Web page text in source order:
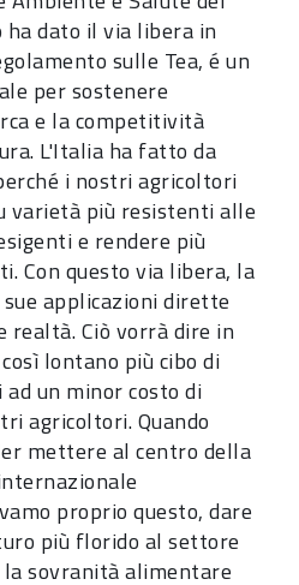
dato il via libera in
sulle Tea, é un
per sostenere
e la competitività
L'Italia ha fatto da
i nostri agricoltori
varietà più resistenti alle
e rendere più
Con questo via libera, la
applicazioni dirette
Ciò vorrà dire in
lontano più cibo di
un minor costo di
agricoltori. Quando
mettere al centro della
proprio questo, dare
più florido al settore
sovranità alimentare